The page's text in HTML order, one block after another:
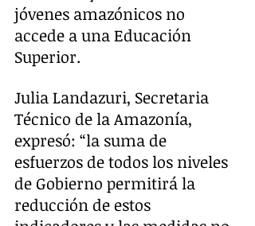
jóvenes amazónicos no
accede a una Educación
Superior.
Julia Landazuri, Secretaria
Técnico de la Amazonía,
expresó: “la suma de
esfuerzos de todos los niveles
de Gobierno permitirá la
reducción de estos